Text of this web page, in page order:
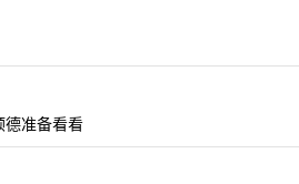
德准备看看